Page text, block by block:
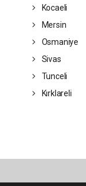
Kocaeli
Mersin
Osmaniye
Sivas
Tunceli
Kırklareli